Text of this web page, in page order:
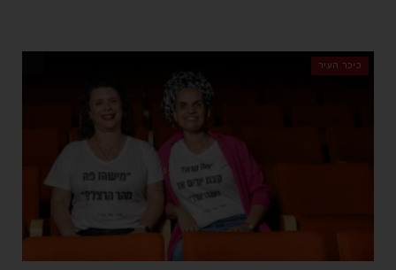
כיכר העיר